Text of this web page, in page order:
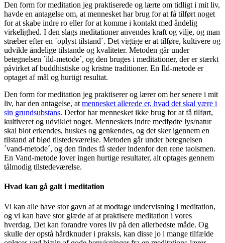
Den form for meditation jeg praktiserede og lærte om tidligt i mit liv,
havde en antagelse om, at mennesket har brug for at få tilført noget
for at skabe indre ro eller for at komme i kontakt med åndelig
virkelighed. I den slags meditationer anvendes kraft og vilje, og man
stræber efter en ´oplyst tilstand´. Det vigtige er at tilføre, kultivere og
udvikle åndelige tilstande og kvaliteter. Metoden går under
betegnelsen ´ild-metode´, og den bruges i meditationer, der er stærkt
påvirket af buddhistiske og kristne traditioner. En Ild-metode er
optaget af mål og hurtigt resultat.
Den form for meditation jeg praktiserer og lærer om her senere i mit
liv, har den antagelse, at mennesket allerede er, hvad det skal være i
sin grundsubstans. Derfor har mennesket ikke brug for at få tilført,
kultiveret og udviklet noget. Menneskets indre medfødte lys/natur
skal blot erkendes, huskes og genkendes, og det sker igennem en
tilstand af blød tilstedeværelse. Metoden går under betegnelsen
´vand-metode´, og den findes få steder indenfor den rene taoismen.
En Vand-metode lover ingen hurtige resultater, alt optages gennem
tålmodig tilstedeværelse.
Hvad kan gå galt i meditation
Vi kan alle have stor gavn af at modtage undervisning i meditation,
og vi kan have stor glæde af at praktisere meditation i vores
hverdag. Det kan forandre vores liv på den allerbedste måde. Og
skulle der opstå hårdknuder i praksis, kan disse jo i mange tilfælde